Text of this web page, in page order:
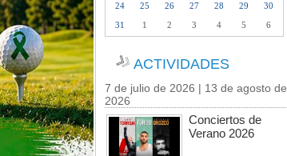
24
25 26 27 28 29
30
31
1 2 3 4 5 6
ACTIVIDADES
7 de julio de 2026 | 13 de agosto de
2026
Conciertos de
Verano 2026